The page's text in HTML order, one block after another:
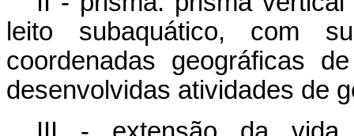
leito subaquático, com
coordenadas geográficas
desenvolvidas atividades de